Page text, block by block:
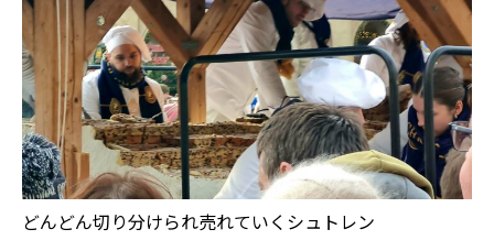
どんどん切り分けられ売れていくシュトレン